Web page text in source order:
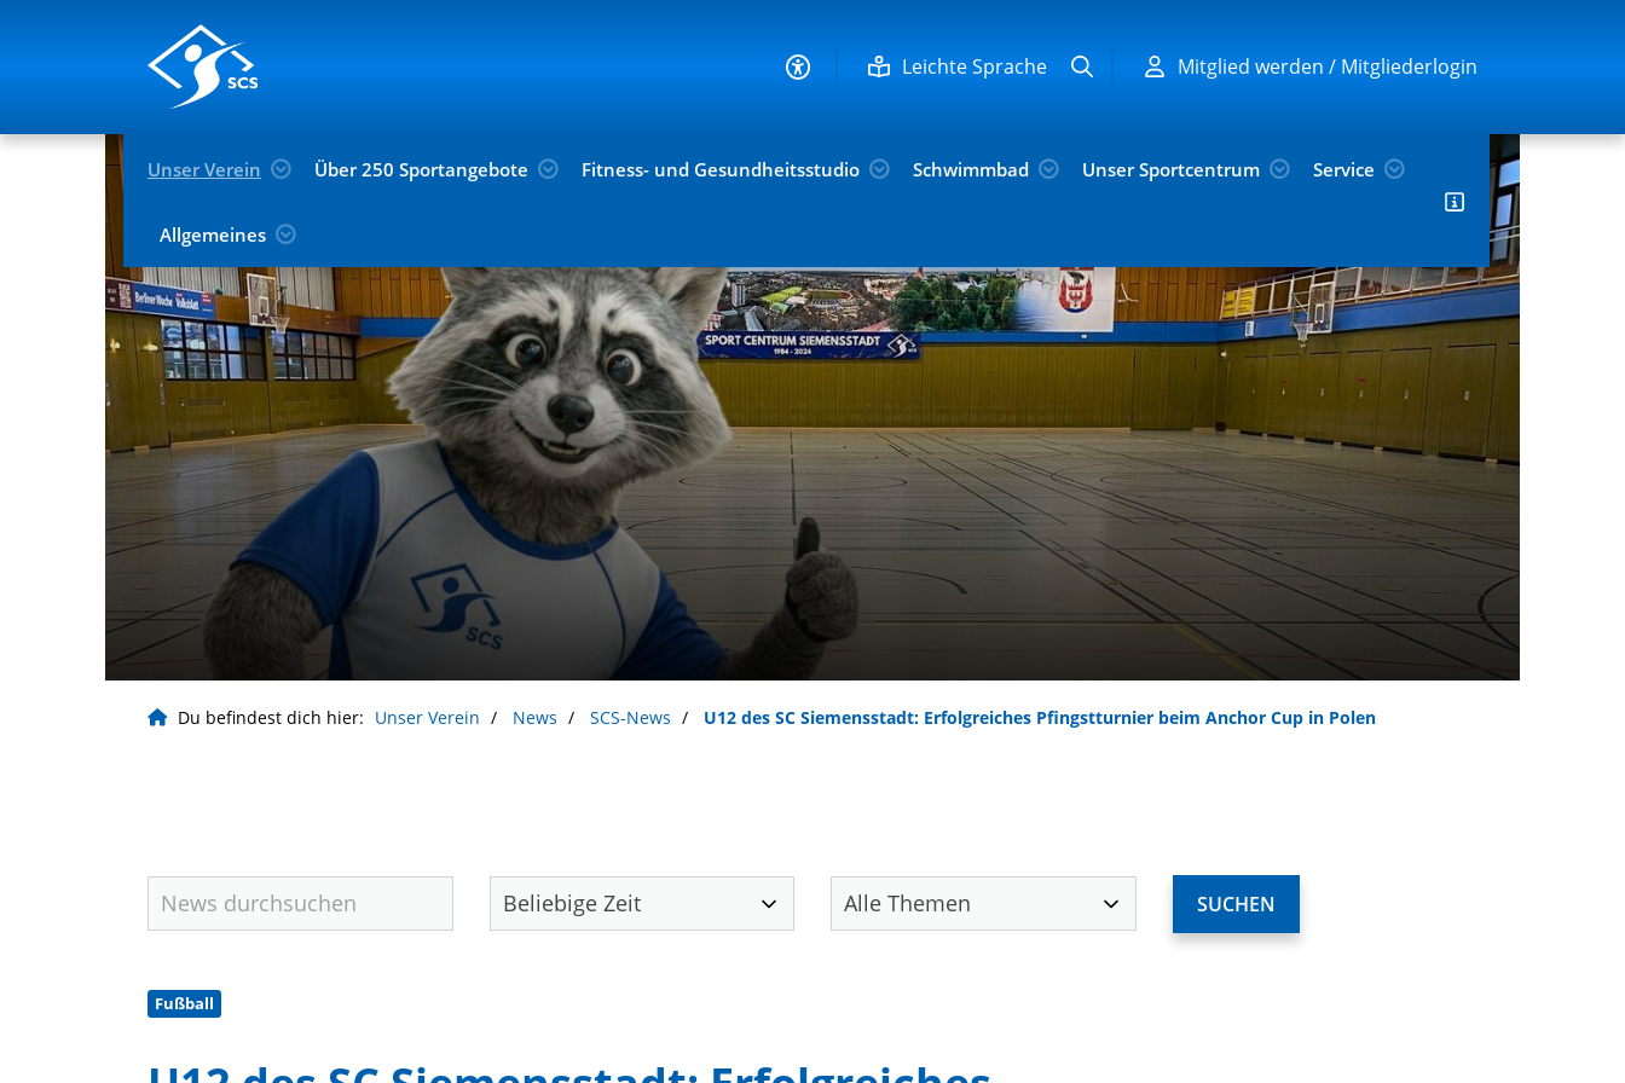
Leichte Sprache Mitglied werden / Mitgliederlogin
Unser Verein Über 250 Sportangebote Fitness- und Gesundheitsstudio Schwimmbad Unser Sportcentrum Service
Allgemeines
Du befindest dich hier: Unser Verein News SCS-News U12 des SC Siemensstadt: Erfolgreiches Pfingstturnier beim Anchor Cup in Polen
Fußball
Geschäftsstelle Unser Verein